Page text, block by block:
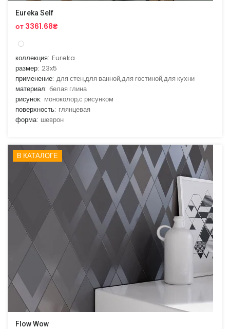
Eureka Self
от 3361.68₴
коллекция: Eureka
размер: 23x5
применение: для стен,для ванной,для гостиной,для кухни
материал: белая глина
рисунок: моноколор,с рисунком
поверхность: глянцевая
форма: шеврон
В КАТАЛОГЕ
Flow Wow